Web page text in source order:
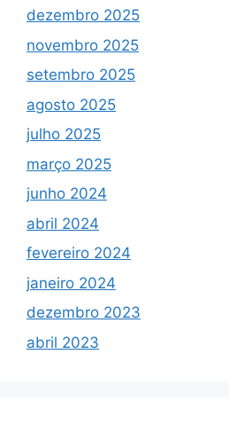
dezembro 2025
novembro 2025
setembro 2025
agosto 2025
julho 2025
março 2025
junho 2024
abril 2024
fevereiro 2024
janeiro 2024
dezembro 2023
abril 2023